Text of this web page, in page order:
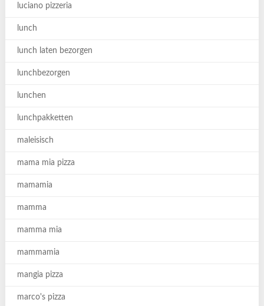
luciano pizzeria
lunch
lunch laten bezorgen
lunchbezorgen
lunchen
lunchpakketten
maleisisch
mama mia pizza
mamamia
mamma
mamma mia
mammamia
mangia pizza
marco's pizza